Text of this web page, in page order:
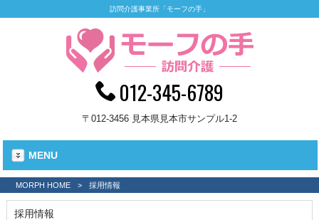
訪問介護事業所「モーフの手」
012-345-6789
〒012-3456 見本県見本市サンプル1-2
MENU
MORPH HOME > 採用情報
採用情報